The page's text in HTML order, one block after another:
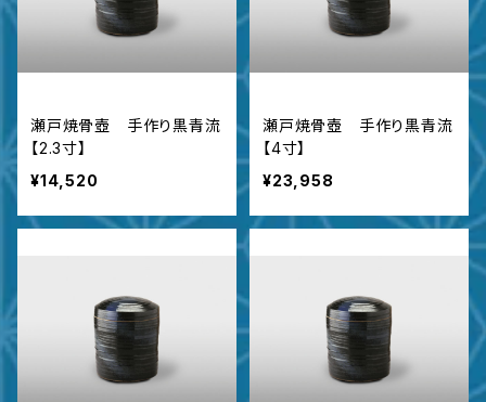
瀬戸焼骨壺 手作り黒青流
【2.3寸】
¥14,520
瀬戸焼骨壺 手作り黒青流
【4寸】
¥23,958